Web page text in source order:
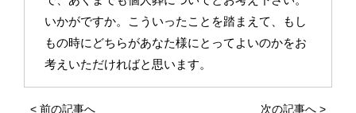
いかがですか。こういったことを踏まえて、もし
もの時にどちらがあなた様にとってよいのかをお
考えいただければと思います。
< 前の記事へ 次の記事へ >